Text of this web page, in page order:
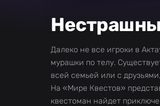
Далеко не все игроки в
мурашки по телу.
всей семьей или с
На «Мире Квестов»
квестоман найдет